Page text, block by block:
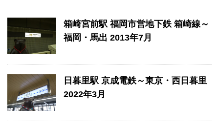
箱崎宮前駅 福岡市営地下鉄 箱崎線～
福岡・馬出 2013年7月
日暮里駅 京成電鉄～東京・西日暮里
2022年3月